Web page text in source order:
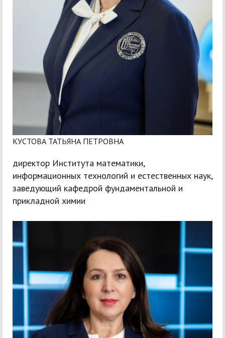
КУСТОВА ТАТЬЯНА ПЕТРОВНА
директор Института математики,
информационных технологий и естественных наук,
заведующий кафедрой фундаментальной и
прикладной химии